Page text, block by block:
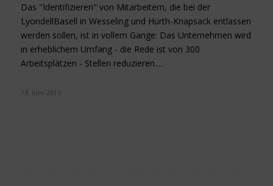
Das "Identifizieren" von Mitarbeitern, die bei der
LyondellBasell in Wesseling und Hürth-Knapsack entlassen
werden sollen, ist in vollem Gange: Das Unternehmen wird
in erheblichem Umfang - die Rede ist von 300
Arbeitsplätzen - Stellen reduzieren.…
18. Juni 2013